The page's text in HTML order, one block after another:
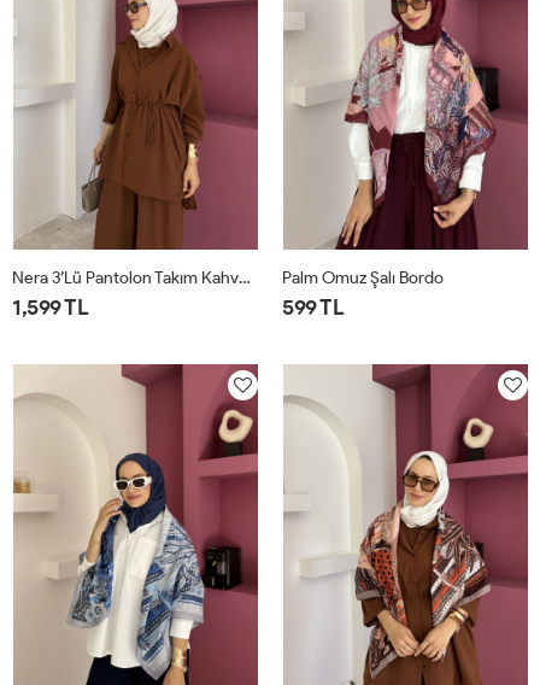
Nera 3’lü Pantolon Takım Kahverengi
1,599 TL
Palm Omuz Şalı Bordo
599 TL